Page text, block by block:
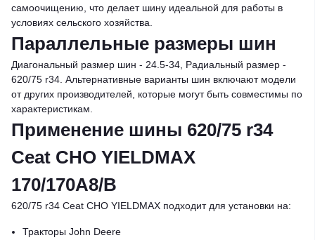
самоочищению, что делает шину идеальной для работы в
условиях сельского хозяйства.
Параллельные размеры шин
Диагональный размер шин - 24.5-34, Радиальный размер -
620/75 r34. Альтернативные варианты шин включают модели
от других производителей, которые могут быть совместимы по
характеристикам.
Применение шины 620/75 r34
Ceat CHO YIELDMAX
170/170A8/B
620/75 r34 Ceat CHO YIELDMAX подходит для установки на:
Тракторы John Deere